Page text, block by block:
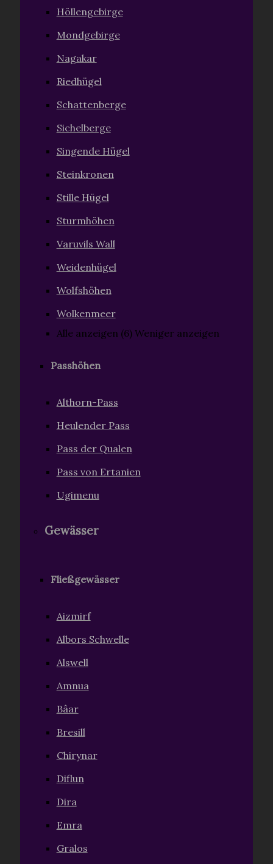
Höllengebirge
Mondgebirge
Nagakar
Riedhügel
Schattenberge
Sichelberge
Singende Hügel
Steinkronen
Stille Hügel
Sturmhöhen
Varuvils Wall
Weidenhügel
Wolfshöhen
Wolkenmeer
Alle anzeigen (6) Weniger anzeigen
Passhöhen
Althorn-Pass
Heulender Pass
Pass der Qualen
Pass von Ertanien
Ugimenu
Gewässer
Fließgewässer
Aizmirf
Albors Schwelle
Alswell
Amnua
Bâar
Bresill
Chirynar
Diflun
Dira
Emra
Gralos